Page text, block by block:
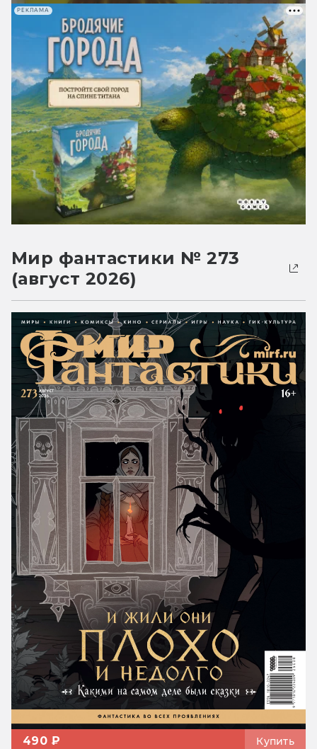
РЕКЛАМА
Мир фантастики № 273
(август 2026)
490 ₽ Купить